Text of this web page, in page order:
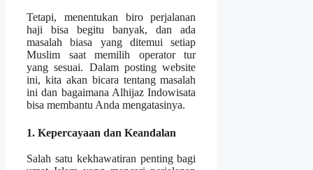
Tetapi, menentukan biro perjalanan
haji bisa begitu banyak, dan ada
masalah biasa yang ditemui setiap
Muslim saat memilih operator tur
yang sesuai. Dalam posting website
ini, kita akan bicara tentang masalah
ini dan bagaimana Alhijaz Indowisata
bisa membantu Anda mengatasinya.
1. Kepercayaan dan Keandalan
Salah satu kekhawatiran penting bagi